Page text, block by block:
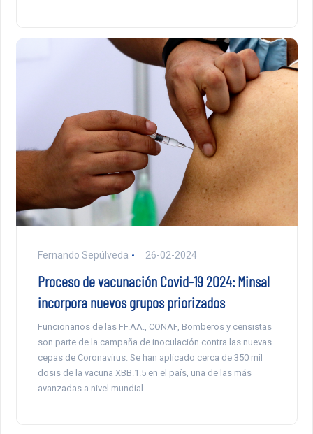
Fernando Sepúlveda 26-02-2024
Proceso de vacunación Covid-19 2024: Minsal
incorpora nuevos grupos priorizados
Funcionarios de las FF.AA., CONAF, Bomberos y censistas
son parte de la campaña de inoculación contra las nuevas
cepas de Coronavirus. Se han aplicado cerca de 350 mil
dosis de la vacuna XBB.1.5 en el país, una de las más
avanzadas a nivel mundial.